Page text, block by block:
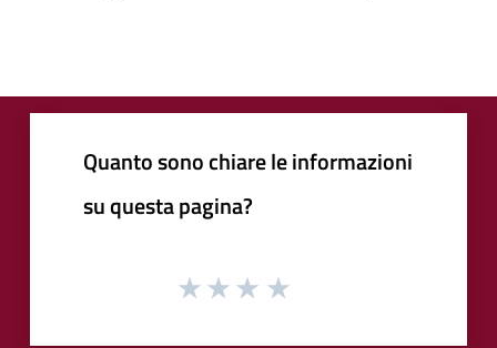
Quanto sono chiare le informazioni
su questa pagina?